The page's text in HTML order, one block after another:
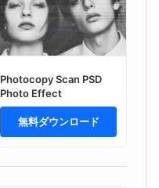
Photocopy Scan PSD
Photo Effect
無料ダウンロード